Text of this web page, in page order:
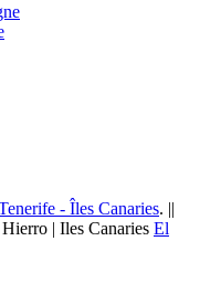
- Îles Canaries. ||
| Iles Canaries El